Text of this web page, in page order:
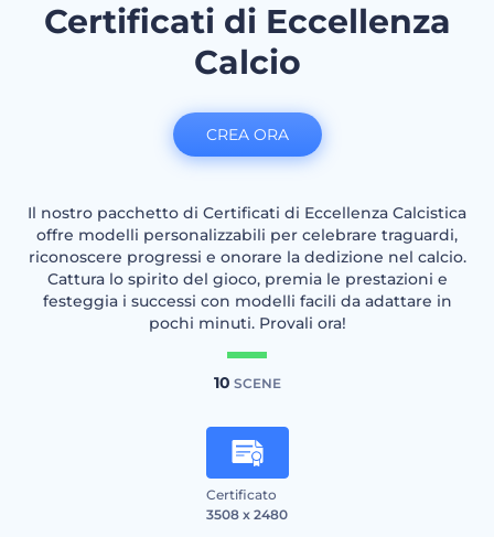
Certificati di Eccellenza
Calcio
Il nostro pacchetto di Certificati di Eccellenza Calcistica
offre modelli personalizzabili per celebrare traguardi,
riconoscere progressi e onorare la dedizione nel calcio.
Cattura lo spirito del gioco, premia le prestazioni e
festeggia i successi con modelli facili da adattare in
pochi minuti. Provali ora!
10 SCENE
Certificato
3508 x 2480
CREA ORA